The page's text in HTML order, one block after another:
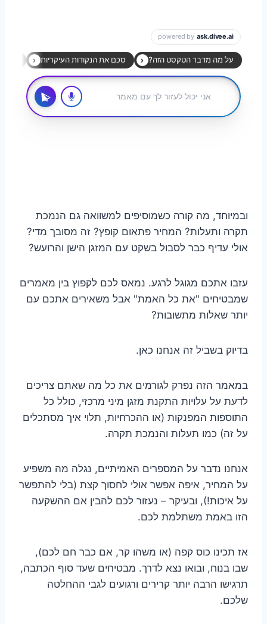
ובמיוחד, מה קורה כשמוסיפים למשוואה גם הנמכת
תקרה ותעלות? המחיר פתאום קופץ? זה מסובך מדי?
אולי עדיף כבר לסבול בשקט עם המזגן הישן והרועש?
עזבו אתכם מגוגל לרגע. נמאס לכם לקפוץ בין מאמרים
שמבטיחים "את כל האמת" אבל משאירים אתכם עם
יותר שאלות מתשובות?
בדיוק בשביל זה אנחנו כאן.
במאמר הזה נפרק לגורמים את כל מה שאתם צריכים
לדעת על עלויות התקנת מזגן מיני מרכזי, כולל כל
התוספות המפנקות (או ההכרחיות, תלוי איך מסתכלים
על זה) כמו תעלות והנמכת תקרה.
אנחנו נדבר על המספרים האמיתיים, נגלה מה משפיע
על המחיר, איפה אפשר אולי לחסוך קצת (בלי להתפשר
על איכות!), ובעיקר – נעזור לכם להבין אם ההשקעה
הזו באמת משתלמת לכם.
אז תכינו כוס קפה (או משהו קר, אם כבר חם לכם),
שבו בנוח, ובואו נצא לדרך. מבטיחים שעד סוף הכתבה,
תרגישו הרבה יותר קרירים ורגועים לגבי ההחלטה
שלכם.